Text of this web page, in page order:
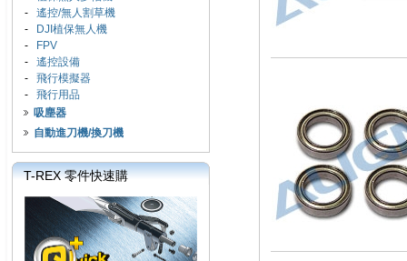
- 遙控/無人割草機
-
DJI植保無人機
-
FPV
- 遙控設備
- 飛行模擬器
- 飛行用品
吸塵器
自動進刀機/換刀機
T-REX 零件快速購